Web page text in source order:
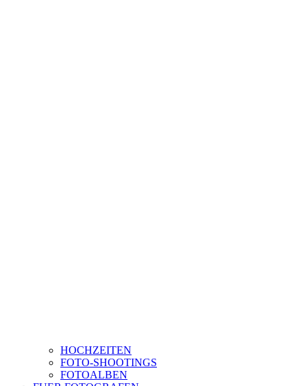
HOCHZEITEN
FOTO-SHOOTINGS
FOTOALBEN